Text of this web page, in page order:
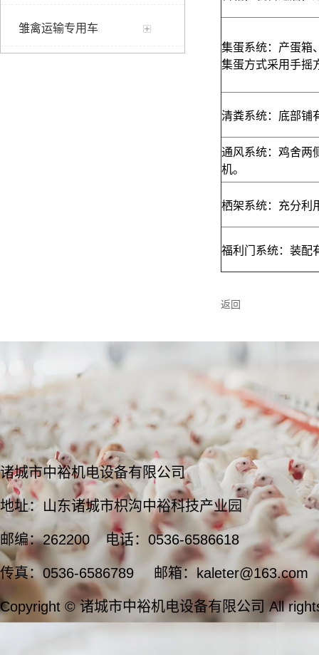
雏禽运输专用车
集蛋系统： 产蛋箱
集蛋方式采用手摇
清粪系统：底部铺
通风系统：鸡舍两
机。
栖架系统：充分利
福利门系统：装配
返回
诸城市中裕机电设备有限公司
地址：山东诸城市枳沟中裕科技产业园
邮编：262200 电话：0536-6586618
传真：0536-6586789 邮箱：kaleter@163.com
Copyright © 诸城市中裕机电设备有限公司 All